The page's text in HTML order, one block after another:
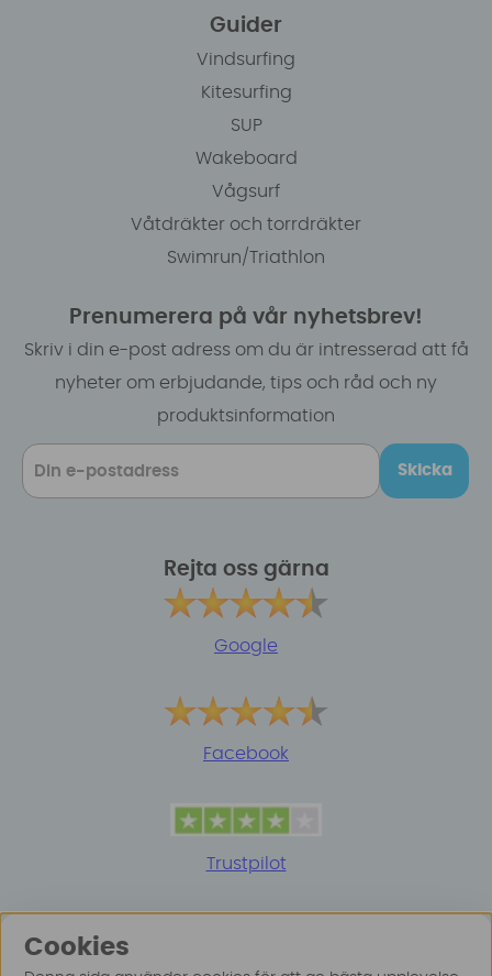
Guider
Vindsurfing
Kitesurfing
SUP
Wakeboard
Vågsurf
Våtdräkter och torrdräkter
Swimrun/Triathlon
Prenumerera på vår nyhetsbrev!
Skriv i din e-post adress om du är intresserad att få
nyheter om erbjudande, tips och råd och ny
produktsinformation
Skicka
Rejta oss gärna
Google
Facebook
Trustpilot
Cookies